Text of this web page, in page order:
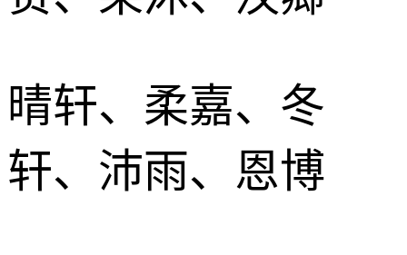
晴轩、柔嘉、冬
轩、沛雨、恩博